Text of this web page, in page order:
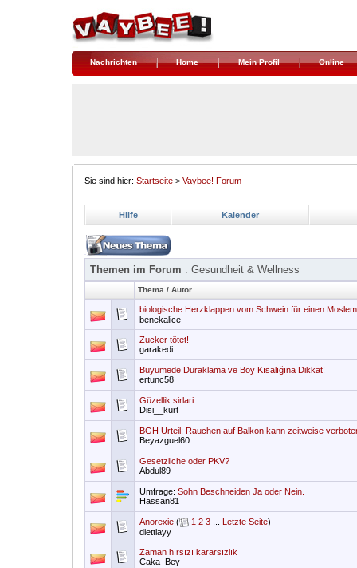
Nachrichten Home Mein Profil Online
Sie sind hier: Startseite > Vaybee! Forum
Hilfe Kalender
Themen im Forum : Gesundheit & Wellness
Thema / Autor
biologische Herzklappen vom Schwein für einen Moslem
benekalice
Zucker tötet!
garakedi
Büyümede Duraklama ve Boy Kısalığına Dikkat!
ertunc58
Güzellik sirlari
Disi__kurt
BGH Urteil: Rauchen auf Balkon kann zeitweise
Beyazguel60
Gesetzliche oder PKV?
Abdul89
Umfrage: Sohn Beschneiden Ja oder Nein.
Hassan81
Anorexie ( 1 2 3 Letzte Seite)
diettlayy
Zaman hırsızı kararsızlık
Caka_Bey